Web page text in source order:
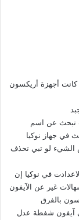
كانت أجهزة أريكسون
تبحث عن اسم
في جهاز نوكيا
الشيء لو تبي تحذف
في نوكيا إن
غير عن الآيفون
بالفرق
آيفون شفطة عدل